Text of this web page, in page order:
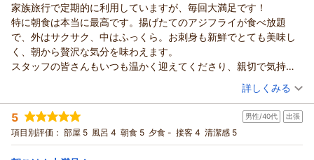
がお力になれたようで何よりでございます。
また、スタッフへの温かいお言葉もありがとうございます。い
ただいたお言葉はスタッフ一同の大きな励みとなります。
今回は朝食をお召し上がりいただくお時間がなかったとのこと
ですので、次回お越しの際はぜひごゆっくり朝食もお楽しみい
めてまいります。また来年の花火大会の際にもお迎えできます
ことを、スタッフ一同心よりお待ちしております。
フロント ギトマー
けん 様
このたびココチホテルご利用いただき貴重なご意見頂き誠にあ
りがとうございます。
当館の「畳敷きにベッド」のお部屋や、バス・トイレ別のセパ
レート設計にご満足いただけているとのこと、大変嬉しく拝読
「また沼津に行く際は利用したい」というお言葉は、私たちス
タッフにとって何よりの励みとなります。これからもお客様に
快適な旅のひとときを提供できるよう、サービスの向上に努め
てまいります。
家族旅行で定期的に利用していますが、毎回大満足です！
特に朝食は本当に最高です。揚げたてのアジフライが食べ放題
で、外はサクサク、中はふっくら。お刺身も新鮮でとても美味し
く、朝から贅沢な気分を味わえます。
スタッフの皆さんもいつも温かく迎えてくださり、親切で気持ち
また、ベッドのマットレスが自分の体によく合っていて、とても
快適でした。ぐっすり眠ることができ、気付いたら朝になってい
るほどでした。
これからも家族旅行の際には、ぜひ利用したいと思います。いつ
（投稿日：2026/07/11）
宿泊時期： 2026年05月宿泊 (家族旅行)
投稿者： ちさとさん
宿泊プラン： 【じゃらんスペシャルウィーク】〔朝食付〕素足でくつろげる
リラックスツイン
ツイン 朝のみ
詳しくみる
5 男性/40代 出張
項目別評価： 部屋 5 風呂 4 朝食 5 夕食 - 接客 4 清潔感 5